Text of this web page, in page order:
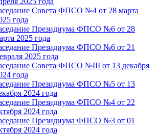
Совета ФПСО №4 от 28 марта
года
Президиума ФПСО №6 от 28
2025 года
Президиума ФПСО №6 от 21
2025 года
Совета ФПСО №III от 13 декабря
года
Президиума ФПСО №5 от 13
2024 года
Президиума ФПСО №4 от 22
2024 года
Президиума ФПСО №3 от 01
2024 года